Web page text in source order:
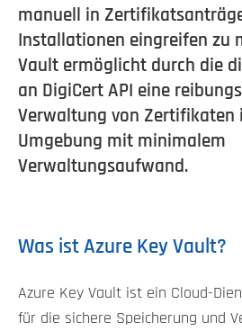
manuell in
Installationen eingreifen zu
Vault ermöglicht durch die
an DigiCert API eine
Verwaltung von Zertifikaten
Umgebung mit minimalem
Verwaltungsaufwand.
Was ist Azure Key Vault?
Azure Key Vault ist ein Cloud-
für die sichere Speicherung und